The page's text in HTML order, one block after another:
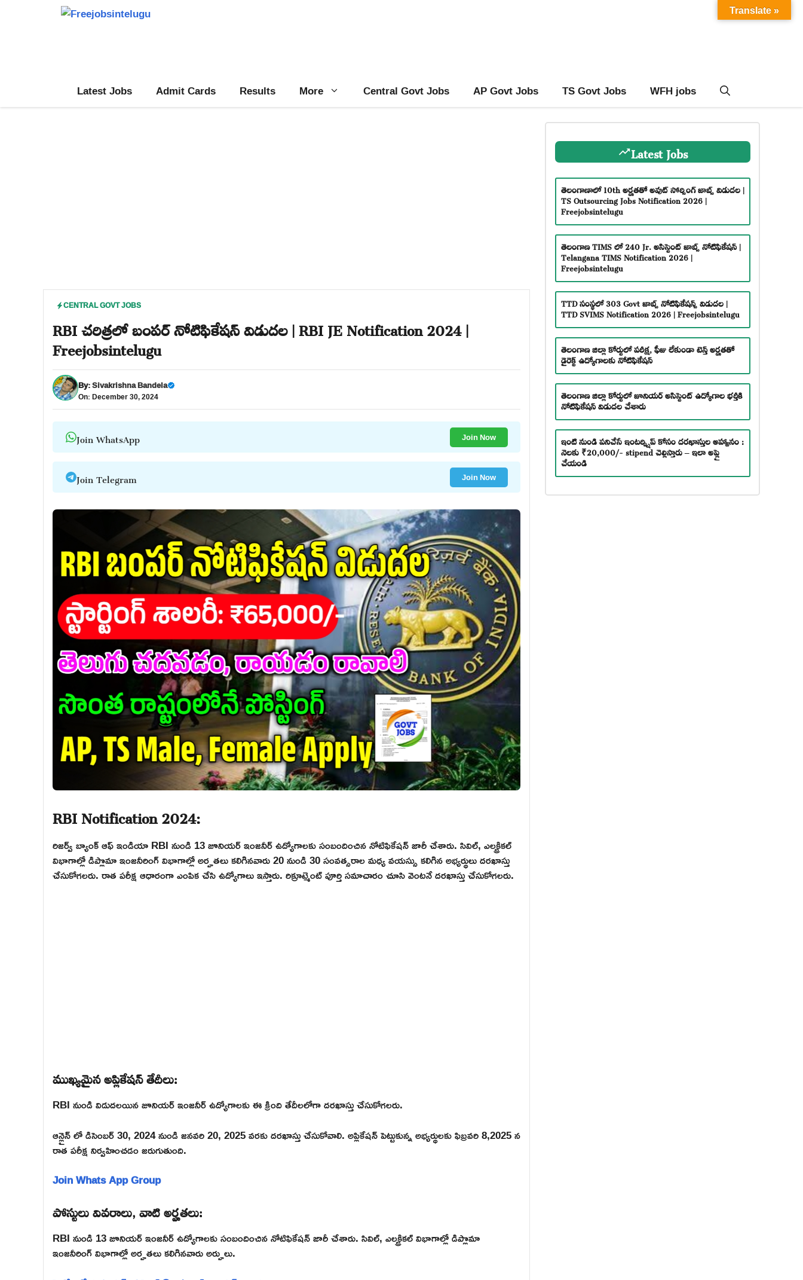
Latest Jobs Admit Cards Results More Central Govt Jobs AP Govt Jobs TS Govt Jobs WFH jobs
CENTRAL GOVT JOBS
RBI చరిత్రలో బంపర్ నోటిఫికేషన్ విడుదల | RBI JE Notification 2024 |
Freejobsintelugu
By:Sivakrishna Bandela
On: December 30, 2024
Join WhatsApp Join Now
Join Telegram Join Now
RBI Notification 2024:
రిజర్వ్ బ్యాంక్ ఆఫ్ ఇండియా RBI నుండి 13 జూనియర్ ఇంజనీర్ ఉద్యోగాలకు సంబందించిన నోటిఫికేషన్ జారీ చేశారు. సివిల్, ఎలక్ట్రికల్
విభాగాల్లో డిప్లొమా ఇంజనీరింగ్ విభాగాల్లో అర్హతలు కలిగినవారు 20 నుండి 30 సంవత్సరాల మధ్య వయస్సు కలిగిన అభ్యర్థులు దరఖాస్తు
చేసుకోగలరు. రాత పరీక్ష ఆధారంగా ఎంపిక చేసి ఉద్యోగాలు ఇస్తారు. రిక్రూట్మెంట్ పూర్తి సమాచారం చూసి వెంటనే దరఖాస్తు చేసుకోగలరు.
ముఖ్యమైన అప్లికేషన్ తేదీలు:
RBI నుండి విడుదలయిన జూనియర్ ఇంజనీర్ ఉద్యోగాలకు ఈ క్రింది తేదీలలోగా దరఖాస్తు చేసుకోగలరు.
ఆన్లైన్ లో డిసెంబర్ 30, 2024 నుండి జనవరి 20, 2025 వరకు దరఖాస్తు చేసుకోవాలి. అప్లికేషన్ పెట్టుకున్న అభ్యర్థులకు ఫిబ్రవరి 8,2025 న
రాత పరీక్ష నిర్వహించడం జరుగుతుంది.
Join Whats App Group
పోస్టులు వివరాలు, వాటి అర్హతలు:
RBI నుండి 13 జూనియర్ ఇంజనీర్ ఉద్యోగాలకు సంబందించిన నోటిఫికేషన్ జారీ చేశారు. సివిల్, ఎలక్ట్రికల్ విభాగాల్లో డిప్లొమా
ఇంజనీరింగ్ విభాగాల్లో అర్హతలు కలిగినవారు అర్హులు.
Latest Jobs
తెలంగాణాలో 10th అర్హతతో అవుట్ సోర్సింగ్ జాబ్స్ విడుదల |
TS Outsourcing Jobs Notification 2026 |
Freejobsintelugu
తెలంగాణ TIMS లో 240 Jr. అసిస్టెంట్ జాబ్స్ నోటిఫికేషన్ |
Telangana TIMS Notification 2026 |
Freejobsintelugu
TTD సంస్థలో 303 Govt జాబ్స్ నోటిఫికేషన్స్ విడుదల |
TTD SVIMS Notification 2026 | Freejobsintelugu
తెలంగాణ జిల్లా కోర్టులో పరీక్ష, ఫీజు లేకుండా టెన్త్ అర్హతతో
డైరెక్ట్ ఉద్యోగాలకు నోటిఫికేషన్
తెలంగాణ జిల్లా కోర్టులో జూనియర్ అసిస్టెంట్ ఉద్యోగాల భర్తీకి
నోటిఫికేషన్ విడుదల చేశారు
ఇంటి నుండి పనిచేసే ఇంటర్న్షిప్ కోసం దరఖాస్తుల ఆహ్వానం :
నెలకు ₹20,000/- stipend చెల్లిస్తారు – ఇలా అప్లై
చేయండి
Translate »